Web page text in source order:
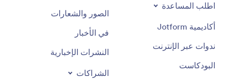
اطلب المساعدة
أكاديمية Jotform
ندوات عبر الإنترنت
البودكاست
الصور والشعارات
في الأخبار
النشرات الإخبارية
الشراكات